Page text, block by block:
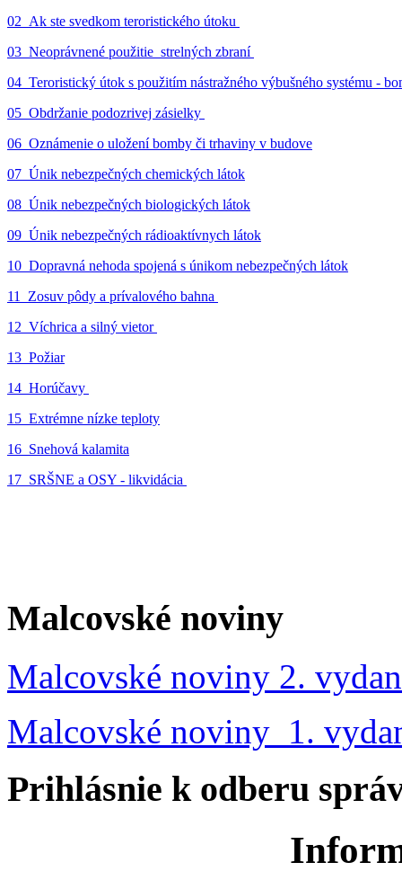
02_Ak ste svedkom teroristického útoku
03_Neoprávnené použitie strelných zbraní
04_Teroristický útok s použitím nástražného výbušného systému -
05_Obdržanie podozrivej zásielky
06_Oznámenie o uložení bomby či trhaviny v budove
07_Únik nebezpečných chemických látok
08_Únik nebezpečných biologických látok
09_Únik nebezpečných rádioaktívnych látok
10_Dopravná nehoda spojená s únikom nebezpečných látok
11_Zosuv pôdy a prívalového bahna
12_Víchrica a silný vietor
13_Požiar
14_Horúčavy
15_Extrémne nízke teploty
16_Snehová kalamita
17_SRŠNE a OSY - likvidácia
Malcovské noviny
Malcovské noviny 2.
Malcovské noviny 1.
Prihlásnie k odberu